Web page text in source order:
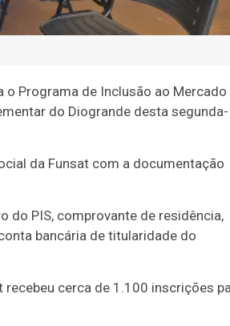
Programa de Inclusão ao Mercado
do Diogrande desta segunda-
da Funsat com a documentação
do PIS, comprovante de residência,
bancária de titularidade do
recebeu cerca de 1.100 inscrições